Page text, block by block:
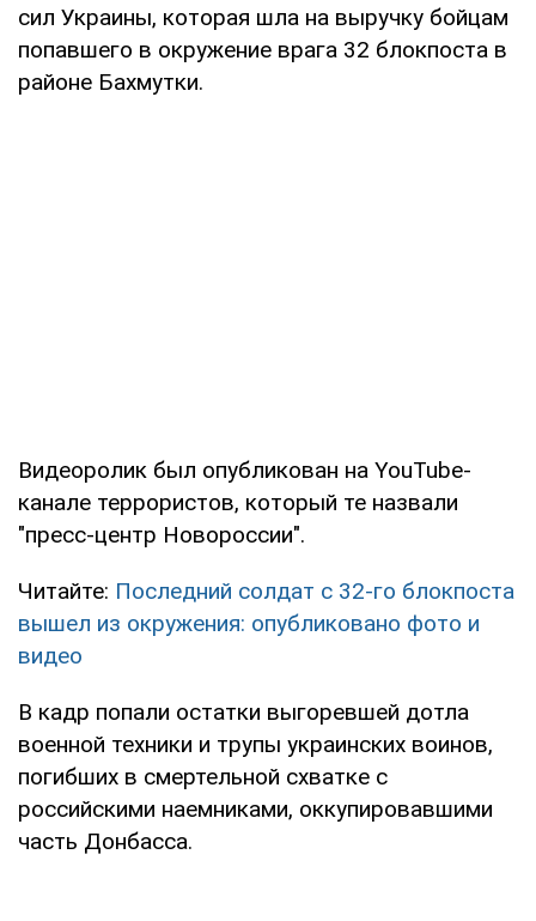
сил Украины, которая шла на выручку бойцам
попавшего в окружение врага 32 блокпоста в
районе Бахмутки.
Видеоролик был опубликован на YouTube-
канале террористов, который те назвали
"пресс-центр Новороссии".
Читайте: Последний солдат с 32-го блокпоста
вышел из окружения: опубликовано фото и
видео
В кадр попали остатки выгоревшей дотла
военной техники и трупы украинских воинов,
погибших в смертельной схватке с
российскими наемниками, оккупировавшими
часть Донбасса.